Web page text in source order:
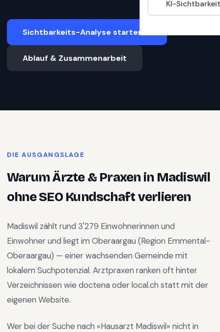
KI-
Sichtbarkeits-Analyse starten
Ablauf & Zusammenarbeit
DIE AUSGANGSLAGE
WarumÄrzte & Praxenin Madiswil
ohne SEO Kundschaft verlieren
Madiswil zählt rund 3'279 Einwohnerinnen und
Einwohner und liegt im Oberaargau (Region Emmental-
Oberaargau) — einer wachsenden Gemeinde mit
lokalem Suchpotenzial. Arztpraxen ranken oft hinter
Verzeichnissen wie doctena oder local.ch statt mit der
eigenen Website.
Wer bei der Suche nach «Hausarzt Madiswil» nicht in